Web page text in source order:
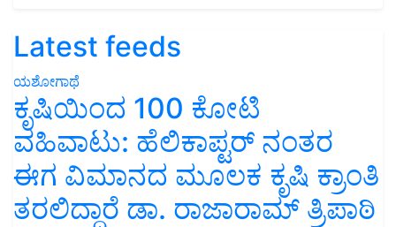
Latest feeds
ಯಶೋಗಾಥೆ
ಕೃಷಿಯಿಂದ 100 ಕೋಟಿ
ವಹಿವಾಟು: ಹೆಲಿಕಾಪ್ಟರ್ ನಂತರ
ಈಗ ವಿಮಾನದ ಮೂಲಕ ಕೃಷಿ ಕ್ರಾಂತಿ
ತರಲಿದ್ದಾರೆ ಡಾ. ರಾಜಾರಾಮ್ ತ್ರಿಪಾಠಿ